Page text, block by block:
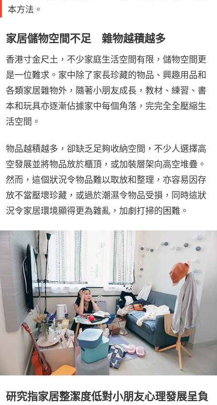
本方法。
家居儲物空間不足 雜物越積越多
香港寸金尺土，不少家庭生活空間有限，儲物空間更
是一位難求。家中除了家長珍藏的物品、興趣用品和
各類家居雜物外，隨著小朋友成長，教材、練習、書
本和玩具亦逐漸佔據家中每個角落，完完全全壓縮生
活空間。
物品越積越多，卻缺乏足夠收納空間，不少人選擇高
空發展並將物品放於櫃頂，或加裝層架向高空堆疊。
然而，這個狀況令物品難以取放和整理，亦容易因存
放不當壓壞珍藏，或過於潮濕令物品受損，同時這狀
況令家居環境顯得更為雜亂，加劇打掃的困難。
研究指家居整潔度低對小朋友心理發展呈負